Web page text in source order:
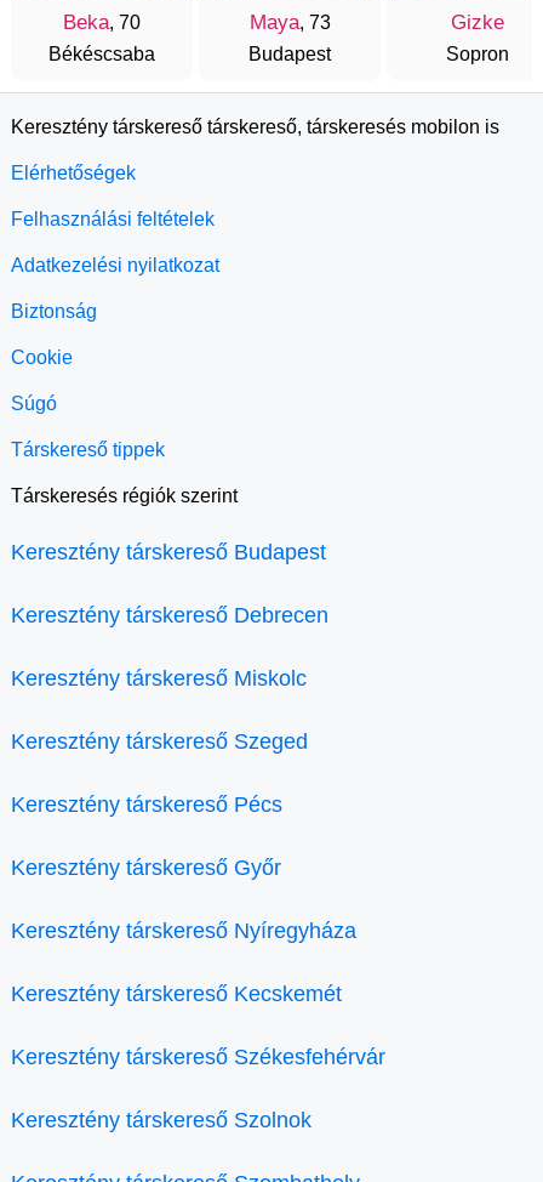
Beka, 70
Békéscsaba
Maya, 73
Budapest
Gizke
Sopron
Keresztény társkereső társkereső, társkeresés mobilon is
Elérhetőségek
Felhasználási feltételek
Adatkezelési nyilatkozat
Biztonság
Cookie
Súgó
Társkereső tippek
Társkeresés régiók szerint
Keresztény társkereső Budapest
Keresztény társkereső Debrecen
Keresztény társkereső Miskolc
Keresztény társkereső Szeged
Keresztény társkereső Pécs
Keresztény társkereső Győr
Keresztény társkereső Nyíregyháza
Keresztény társkereső Kecskemét
Keresztény társkereső Székesfehérvár
Keresztény társkereső Szolnok